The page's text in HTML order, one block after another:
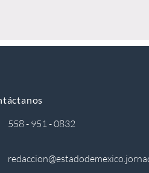
558 - 951 - 0832